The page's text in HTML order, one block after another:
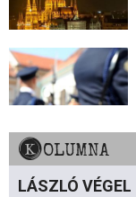
KOLUMNA
LÁSZLÓ VÉGEL